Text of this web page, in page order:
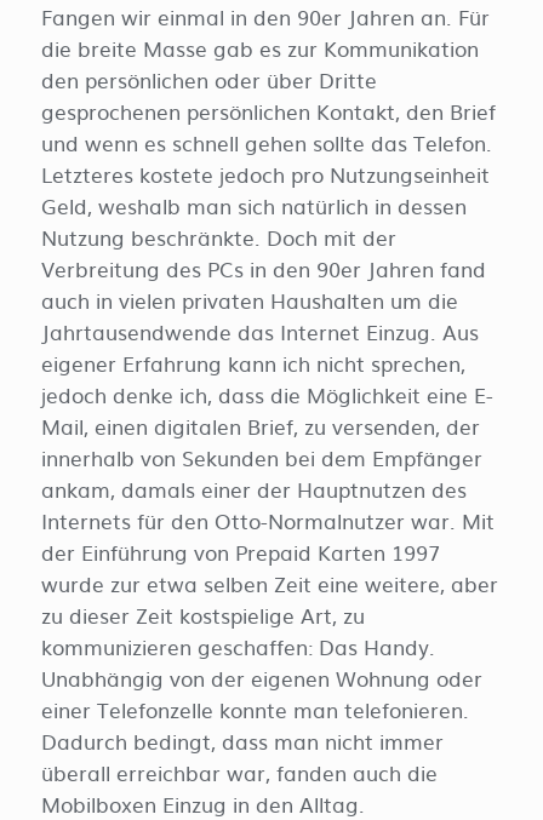
Fangen wir einmal in den 90er Jahren an. Für
die breite Masse gab es zur Kommunikation
den persönlichen oder über Dritte
gesprochenen persönlichen Kontakt, den Brief
und wenn es schnell gehen sollte das Telefon.
Letzteres kostete jedoch pro Nutzungseinheit
Geld, weshalb man sich natürlich in dessen
Nutzung beschränkte. Doch mit der
Verbreitung des PCs in den 90er Jahren fand
auch in vielen privaten Haushalten um die
Jahrtausendwende das Internet Einzug. Aus
eigener Erfahrung kann ich nicht sprechen,
jedoch denke ich, dass die Möglichkeit eine E-
Mail, einen digitalen Brief, zu versenden, der
innerhalb von Sekunden bei dem Empfänger
ankam, damals einer der Hauptnutzen des
Internets für den Otto-Normalnutzer war. Mit
der Einführung von Prepaid Karten 1997
wurde zur etwa selben Zeit eine weitere, aber
zu dieser Zeit kostspielige Art, zu
kommunizieren geschaffen: Das Handy.
Unabhängig von der eigenen Wohnung oder
einer Telefonzelle konnte man telefonieren.
Dadurch bedingt, dass man nicht immer
überall erreichbar war, fanden auch die
Mobilboxen Einzug in den Alltag.